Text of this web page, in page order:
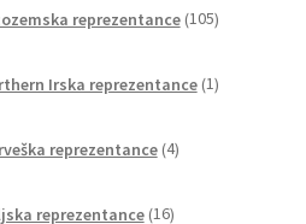
reprezentance 105izdelkov
Irska reprezentance 1izdelek
reprezentance 4izdelki
reprezentance 16